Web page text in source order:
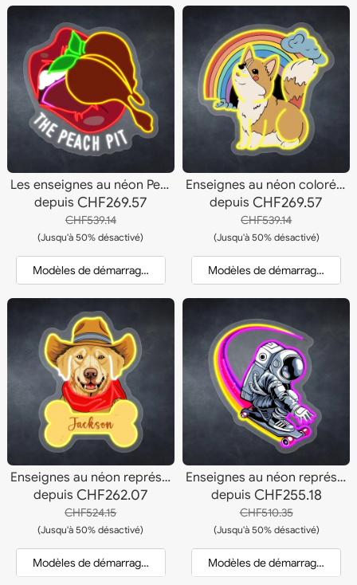
Les enseignes au néon Peach Pit
depuis CHF269.57
CHF539.14
(Jusqu'à 50% désactivé)
Modèles de démarrage et devis
Enseignes au néon colorées et joyeuses de Corgi
depuisCHF269.57
CHF539.14
(Jusqu'à 50% désactivé)
Modèles de démarrage et
Enseignes au néon représentant un portrait de chien occidental
depuis CHF262.07
CHF524.15
(Jusqu'à 50% désactivé)
Modèles de démarrage et devis
Enseignes au néon représentant un skateboard d'astronaute
depuis CHF255.18
CHF510.35
(Jusqu'à 50% désactivé)
Modèles de démarrage et